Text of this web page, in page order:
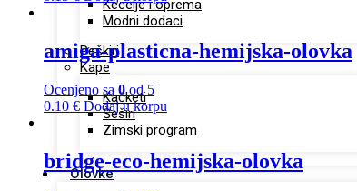
Kecelje i oprema
Modni dodaci
Peškiri
Kape
Kačketi
Šeširi
Zimski program
Olovke
amiga-plasticna-hemijska-olovka
Ocenjeno sa 0od 5
0.10 € Dodaj u korpu
bridge-eco-hemijska-olovka